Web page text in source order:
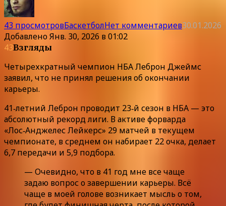
43 просмотровБаскетболНет комментариев30.01.2026
ДобавленоЯнв. 30, 2026 в 01:02
43Взгляды
Четырехкратный чемпион НБА Леброн Джеймс
заявил, что не принял решения об окончании
карьеры.
41‑летний Леброн проводит 23‑й сезон в НБА — это
абсолютный рекорд лиги. В активе форварда
«Лос‑Анджелес Лейкерс» 29 матчей в текущем
чемпионате, в среднем он набирает 22 очка, делает
6,7 передачи и 5,9 подбора.
— Очевидно, что в 41 год мне все чаще
задаю вопрос о завершении карьеры. Всё
чаще в моей голове возникает мысль о том,